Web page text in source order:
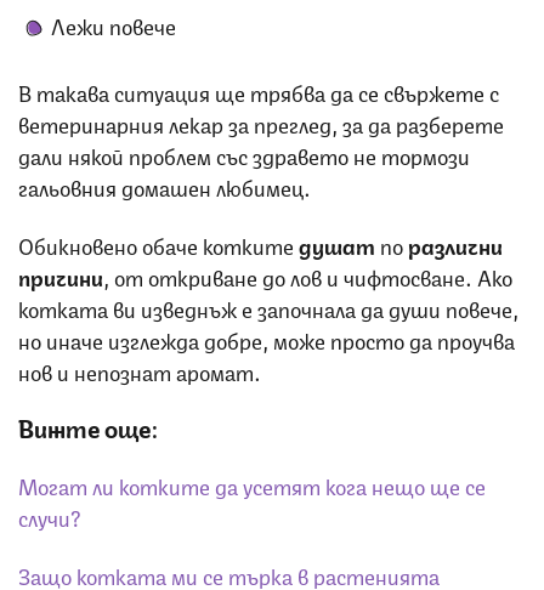
Лежи повече
В такава ситуация ще трябва да се свържете с
ветеринарния лекар за преглед, за да разберете
дали някой проблем със здравето не тормози
гальовния домашен любимец.
Обикновено обаче коткитедушат поразлични
причини , от откриване до лов и чифтосване. Ако
котката ви изведнъж е започнала да души повече,
но иначе изглежда добре, може просто да проучва
нов и непознат аромат.
Вижте още:
Могат ли котките да усетят кога нещо ще се
случи?
Защо котката ми се търка в растенията